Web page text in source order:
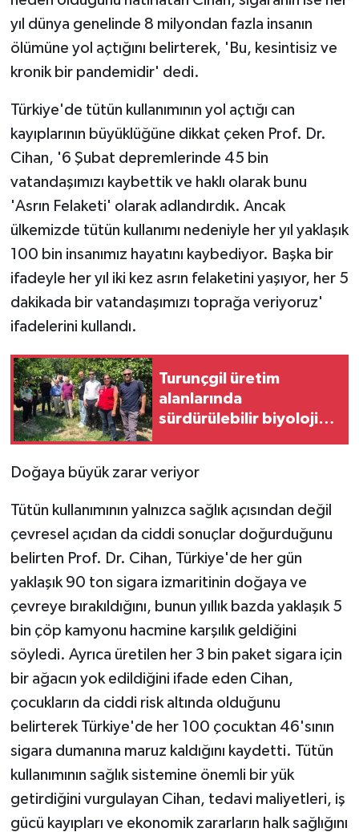
yıl dünya genelinde 8 milyondan fazla insanın
ölümüne yol açtığını belirterek, 'Bu, kesintisiz ve
kronik bir pandemidir' dedi.
Türkiye'de tütün kullanımının yol açtığı can
kayıplarının büyüklüğüne dikkat çeken Prof. Dr.
Cihan, '6 Şubat depremlerinde 45 bin
vatandaşımızı kaybettik ve haklı olarak bunu
'Asrın Felaketi' olarak adlandırdık. Ancak
ülkemizde tütün kullanımı nedeniyle her yıl yaklaşık
100 bin insanımız hayatını kaybediyor. Başka bir
ifadeyle her yıl iki kez asrın felaketini yaşıyor, her 5
dakikada bir vatandaşımızı toprağa veriyoruz'
ifadelerini kullandı.
Turunçgil üretim
alanlarında
sürdürülebilir biyolojik
Doğaya büyük zarar veriyor
Tütün kullanımının yalnızca sağlık açısından değil
çevresel açıdan da ciddi sonuçlar doğurduğunu
belirten Prof. Dr. Cihan, Türkiye'de her gün
yaklaşık 90 ton sigara izmaritinin doğaya ve
çevreye bırakıldığını, bunun yıllık bazda yaklaşık 5
bin çöp kamyonu hacmine karşılık geldiğini
söyledi. Ayrıca üretilen her 3 bin paket sigara için
bir ağacın yok edildiğini ifade eden Cihan,
çocukların da ciddi risk altında olduğunu
belirterek Türkiye'de her 100 çocuktan 46'sının
sigara dumanına maruz kaldığını kaydetti. Tütün
kullanımının sağlık sistemine önemli bir yük
getirdiğini vurgulayan Cihan, tedavi maliyetleri, iş
gücü kayıpları ve ekonomik zararların halk sağlığını
ÜLKE GÜNDEMİ
YAŞAM
YEREL
Yerel Haberler